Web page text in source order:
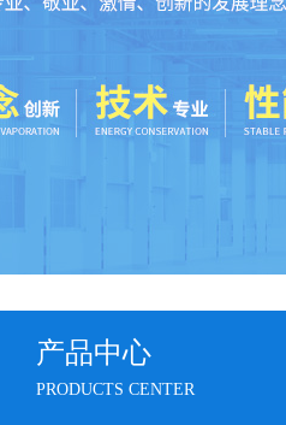
产品中心
PRODUCTS CENTER